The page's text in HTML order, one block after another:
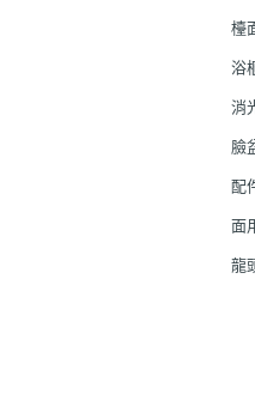
檯
浴
消
臉
配
面
龍